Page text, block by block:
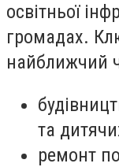
освітньої
громадах.
найближчий
та
ремонт